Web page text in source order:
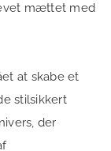
mættet med
at skabe et
stilsikkert
der